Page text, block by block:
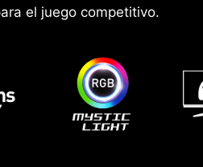
el juego competitivo.